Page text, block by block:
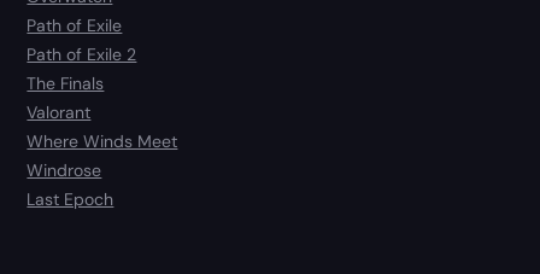
Path of Exile
Path of Exile 2
The Finals
Valorant
Where Winds Meet
Windrose
Last Epoch